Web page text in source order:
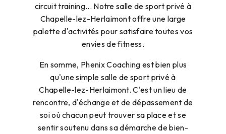
circuit training... Notre salle de sport privé à
Chapelle-lez-Herlaimont offre une large
palette d'activités pour satisfaire toutes vos
envies de fitness.
En somme, Phenix Coaching est bien plus
qu'une simple salle de sport privé à
Chapelle-lez-Herlaimont. C'est un lieu de
rencontre, d'échange et de dépassement de
soi où chacun peut trouver sa place et se
sentir soutenu dans sa démarche de bien-